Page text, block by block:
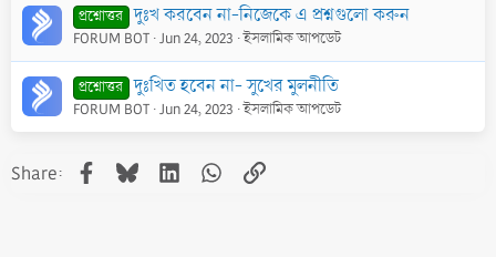
প্রশ্নোত্তর দুঃখ করবেন না-নিজেকে এ প্রশ্নগুলো করুন
FORUM BOT Jun 24, 2023 ইসলামিক আপডেট
প্রশ্নোত্তর দুঃখিত হবেন না- সুখের মুলনীতি
FORUM BOT Jun 24, 2023 ইসলামিক আপডেট
Share: Facebook
BlueskyLinkedInWhatsApp
Link